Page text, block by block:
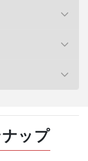
ておりま
はできませ
商品を30
だくだけで簡単
で作成される
分をIllustrator
～20cm、太さ
ップ